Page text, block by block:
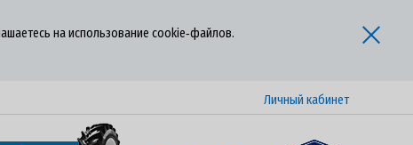
на использование cookie‑файлов.
Личный кабинет